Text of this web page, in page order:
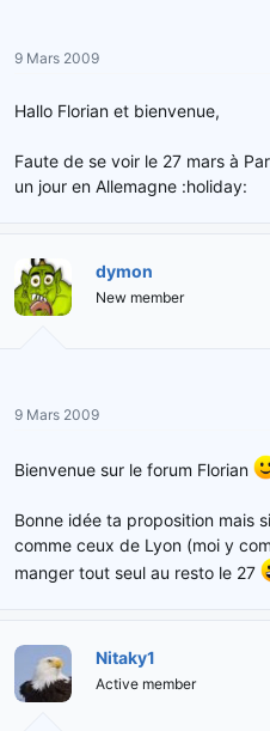
9 Mars 2009
Hallo Florian et bienvenue,
Faute de se voir le 27 mars à
un jour en Allemagne :holiday:
dymon
New member
9 Mars 2009
Bienvenue sur le forum Florian
Bonne idée ta proposition mais
comme ceux de Lyon (moi y
manger tout seul au resto le 27
Nitaky1
Active member